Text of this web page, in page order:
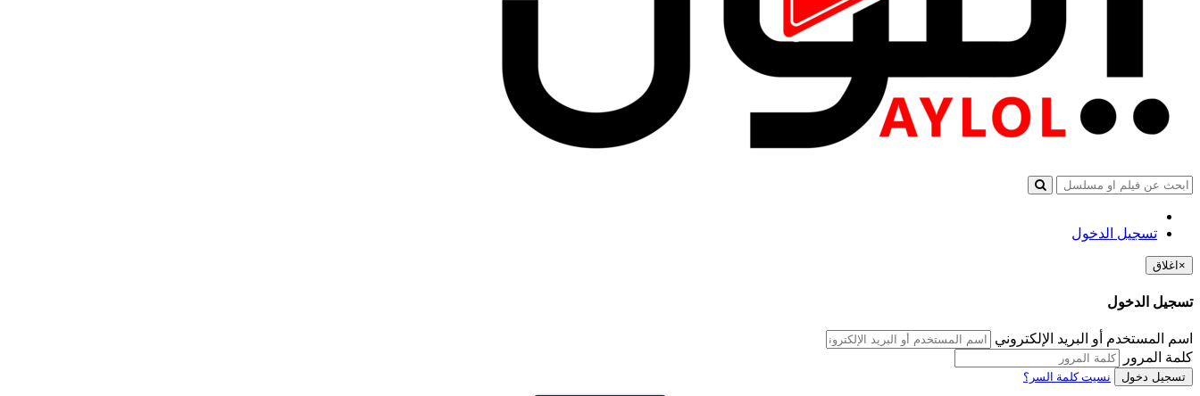
تسجيل الدخول
× اغلاق
تسجيل الدخول
اسم المستخدم أو البريد الإلكتروني
كلمة المرور
تسجيل دخول نسيت كلمة السر؟